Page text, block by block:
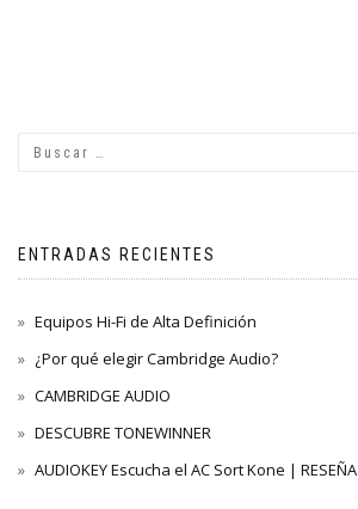
ENTRADAS RECIENTES
Equipos Hi-Fi de Alta Definición
¿Por qué elegir Cambridge Audio?
CAMBRIDGE AUDIO
DESCUBRE TONEWINNER
AUDIOKEY Escucha el AC Sort Kone | RESEÑA